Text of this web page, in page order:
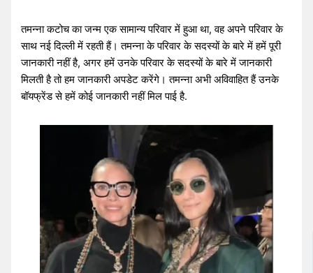
तमन्ना कटोच का जन्म एक सामान्य परिवार में हुआ था, वह अपने परिवार के
साथ नई दिल्ली में रहती हैं। तमन्ना के परिवार के सदस्यों के बारे में हमें पूरी
जानकारी नहीं है, अगर हमें उनके परिवार के सदस्यों के बारे में जानकारी
मिलती है तो हम जानकारी अपडेट करेंगे। तमन्ना अभी अविवाहित हैं उनके
बॉयफ्रेंड से हमें कोई जानकारी नहीं मिल पाई है.